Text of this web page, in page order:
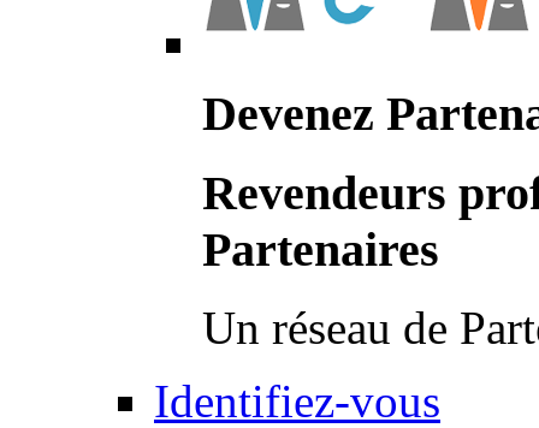
Devenez
Revendeurs
Partenaires
Un réseau de
Identifiez-vous